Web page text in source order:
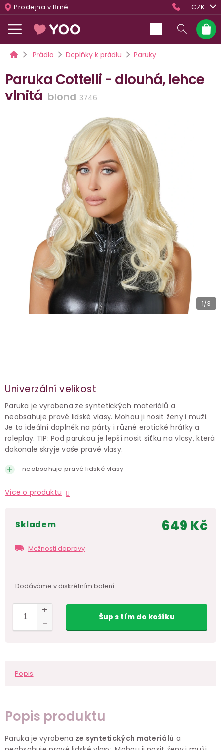
Přejít
na
obsah
Prodejna v Brně CZK
košík
DomůPrádlo Doplňky k prádlu Paruky
Paruka Cottelli - dlouhá, lehce
vlnitá blond 3746
1/3
Univerzální velikost
Paruka je vyrobena ze syntetických materiálů a
neobsahuje pravé lidské vlasy. Mohou ji nosit ženy i muži.
Je to ideální doplněk na párty i různé erotické hrátky a
roleplay. TIP: Pod parukou je lepší nosit síťku na vlasy, která
dokonale skryje vaše pravé vlasy.
neobsahuje pravé lidské vlasy
Více o produktu
skladem
Možnosti dopravy
Dodáváme vdiskrétním balení
649 Kč
Šups tímdo košíku
Popis
Popis produktu
Paruka je vyrobena ze syntetických materiálů a